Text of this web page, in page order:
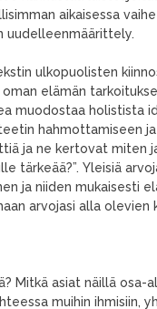
aikaisessa
uudelleenmäärittely.
ulkopuolisten
elämän
muodostaa holistista
hahmottamiseen
ja ne kertovat miten
tärkeää?”. Yleisiä
ja niiden mukaisesti
arvojasi alla olevien
Mitkä asiat näillä osa-
muihin ihmisiin,